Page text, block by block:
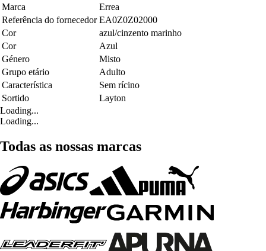
Marca
Errea
Referência do fornecedor EA0Z0Z02000
Cor
azul/cinzento marinho
Cor
Azul
Género
Misto
Grupo etário
Adulto
Característica
Sem rícino
Sortido
Layton
Loading...
Loading...
Todas as nossas marcas